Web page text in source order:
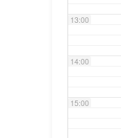
13:00
14:00
15:00